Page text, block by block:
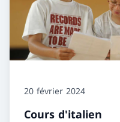
20 février 2024
Cours d'italien